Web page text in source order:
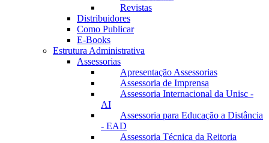
Revistas
Distribuidores
Como Publicar
E-Books
Estrutura Administrativa
Assessorias
Apresentação Assessorias
Assessoria de Imprensa
Assessoria Internacional da Unisc -
AI
Assessoria para Educação a Distância
- EAD
Assessoria Técnica da Reitoria